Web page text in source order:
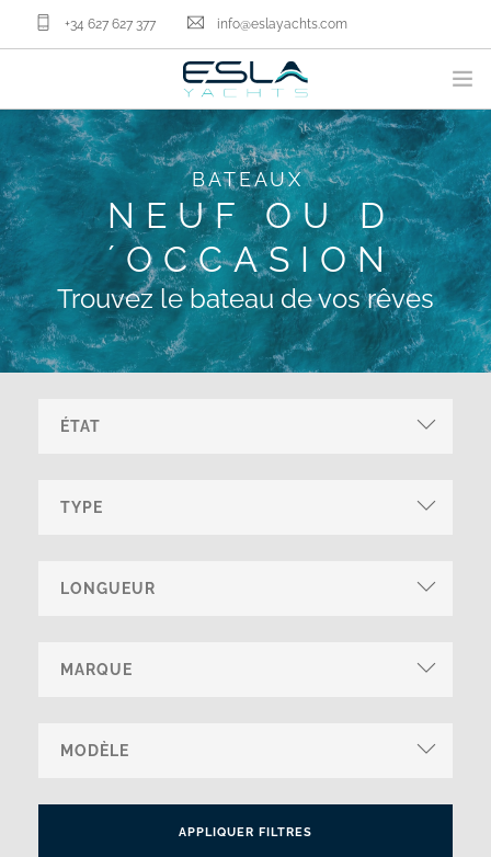
+34 627 627 377 info@eslayachts.com
MARQUES
PROGRAMME DE GESTION LOCATIVER
NOS BATEAUX
VENDRE VOTRE BATEAU
NOS SERVICES
QUI SOMMES NOUS
ACTUALITÉ
BATEAUX
NEUF OU D
´OCCASION
Trouvez le bateau de vos rêves
APPLIQUER FILTRES